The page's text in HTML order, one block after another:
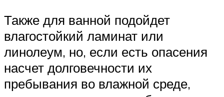
Также для ванной подойдет
влагостойкий ламинат или
линолеум, но, если есть опасения
насчет долговечности их
пребывания во влажной среде,